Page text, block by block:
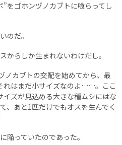
をゴホンヅノカブトに喰らってし
のだ。
らしか生まれないわけだし。
カブトの交配を始めてから、最
れはまだ小サイズなのよ……。ここ
ズが見込める大きな種ムシにはな
あと1匹だけでもオスを生んでく
っていたのであった。